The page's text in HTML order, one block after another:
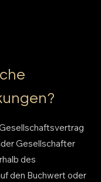
Gesellschafter
des
den Buchwert oder